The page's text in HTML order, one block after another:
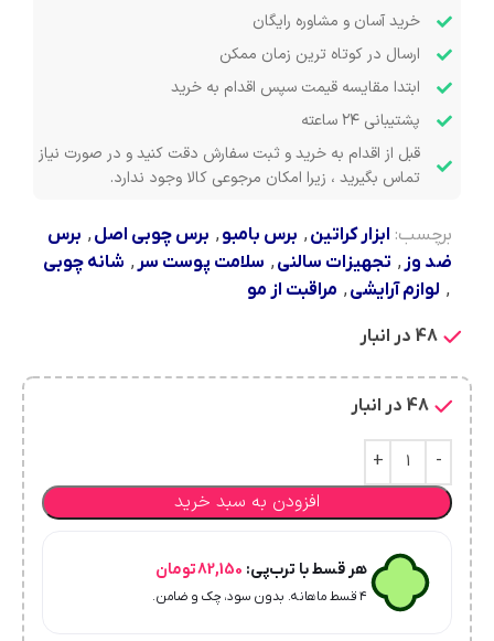
خرید آسان و مشاوره رایگان
ارسال در کوتاه ترین زمان ممکن
ابتدا مقایسه قیمت سپس اقدام به خرید
پشتیبانی ۲۴ ساعته
قبل از اقدام به خرید و ثبت سفارش دقت کنید و در صورت نیاز
تماس بگیرید ، زیرا امکان مرجوعی کالا وجود ندارد.
برچسب: ابزار کراتین, برس بامبو, برس چوبی اصل, برس
ضد وز , تجهیزات سالنی, سلامت پوست سر , شانه چوبی
, لوازم آرایشی, مراقبت از مو
48 در انبار
48 در انبار
افزودن به سبد خرید
هر قسط با ترب‌پی: 82,150تومان
۴ قسط ماهانه. بدون سود، چک و ضامن.